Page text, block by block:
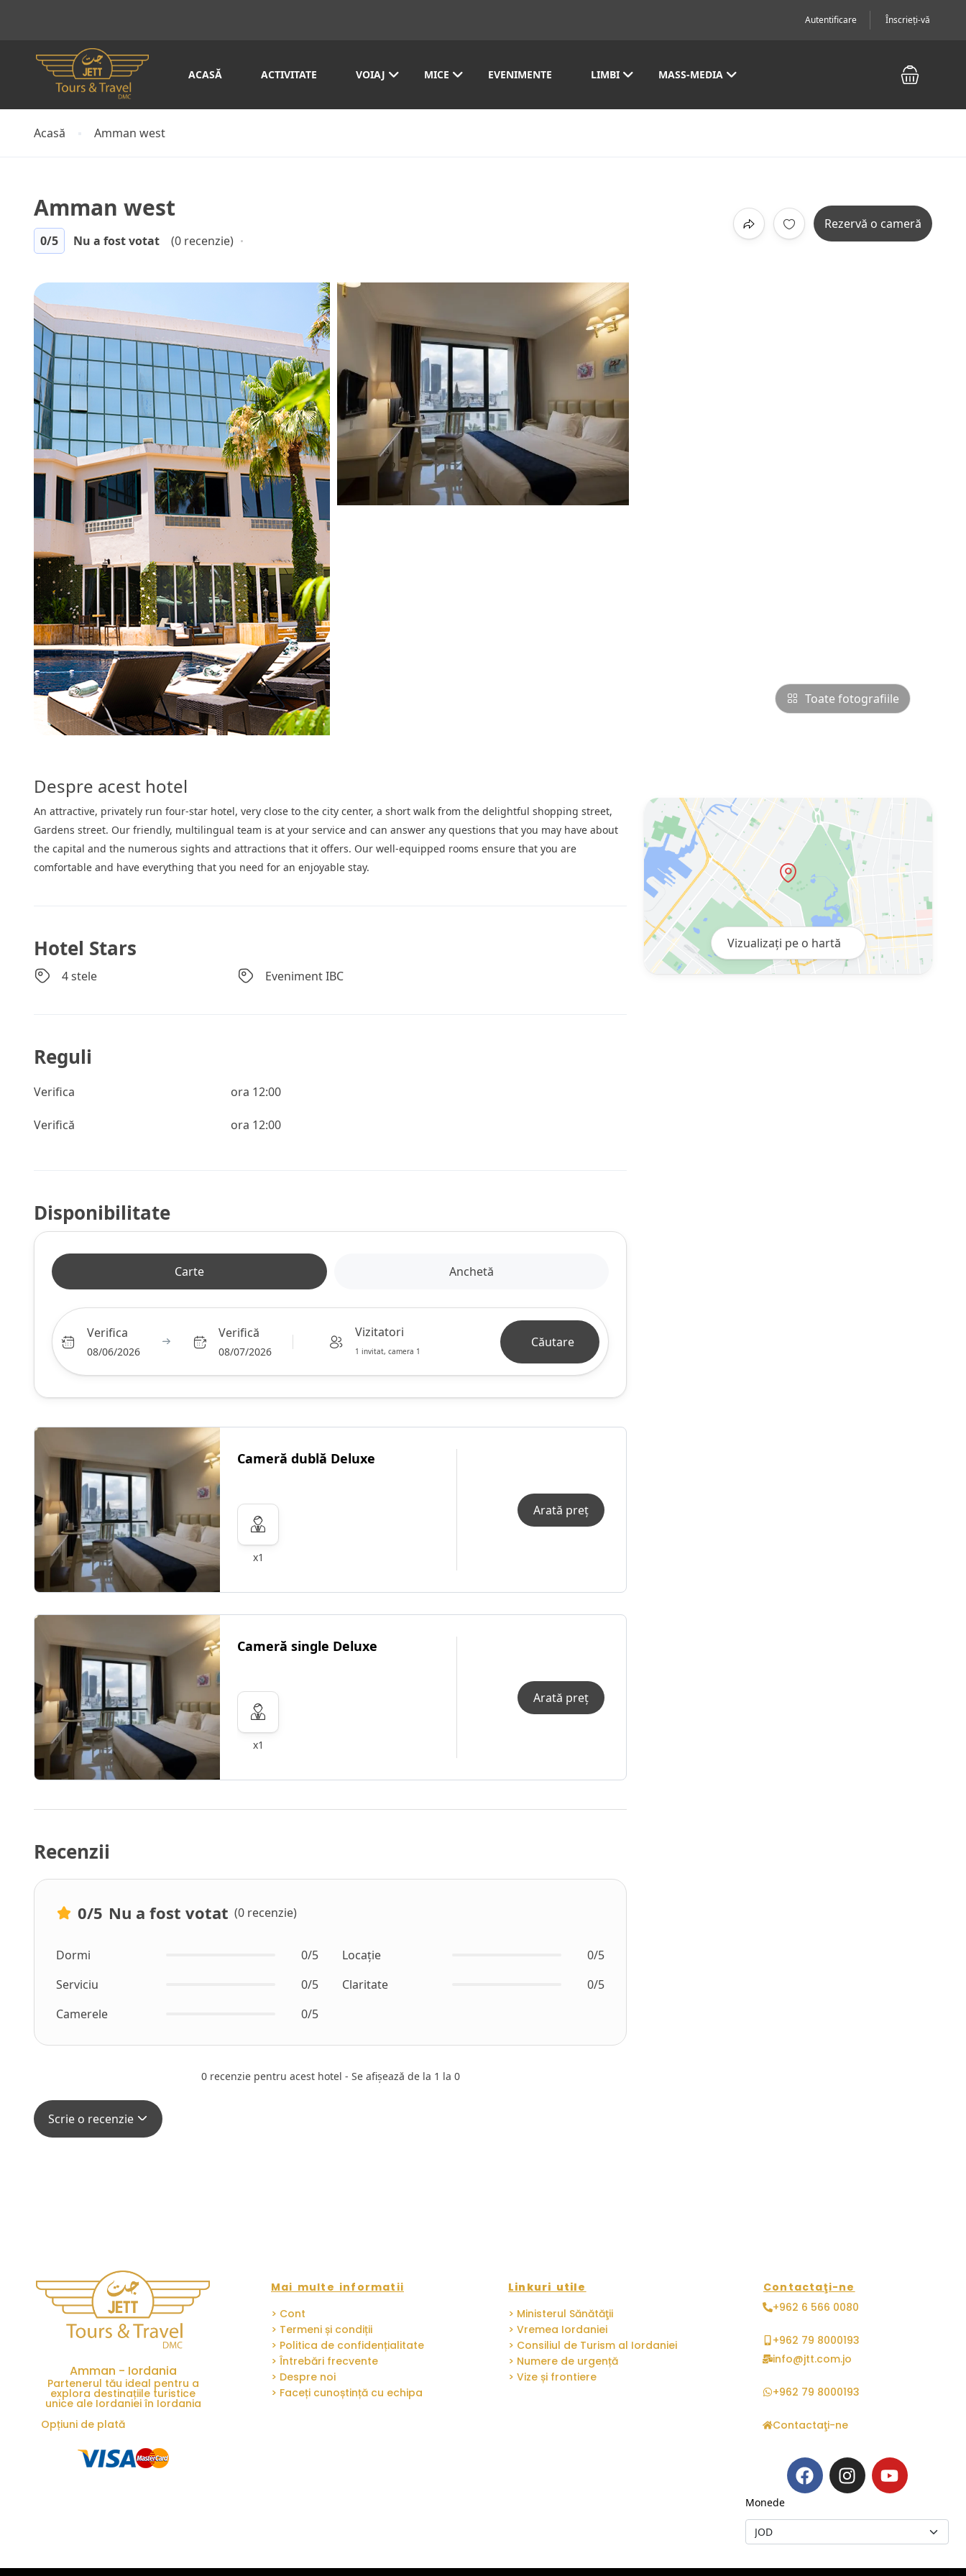
Autentificare Înscrieți-vă
ACASĂ ACTIVITATE VOIAJ MICE EVENIMENTE LIMBI MASS-MEDIA
Acasă Amman west
Amman west
0/5 Nu a fost votat (0 recenzie)
Rezervă o cameră
Toate fotografiile
Despre acest hotel
An attractive, privately run four-star hotel, very close to the city center, a short walk from the delightful shopping street,
Gardens street. Our friendly, multilingual team is at your service and can answer any questions that you may have about
the capital and the numerous sights and attractions that it offers. Our well-equipped rooms ensure that you are
comfortable and have everything that you need for an enjoyable stay.
Hotel Stars
4 stele Eveniment IBC
Reguli
Verifica ora 12:00
Verifică ora 12:00
Disponibilitate
Carte Anchetă
Verifica
08/06/2026
Verifică
08/07/2026
Vizitatori
1 invitat, camera 1
Căutare
Cameră dublă Deluxe
x1
Arată preț
Cameră single Deluxe
x1
Arată preț
Recenzii
0/5 Nu a fost votat (0 recenzie)
Dormi 0/5 Locație
0/5
Serviciu
0/5 Claritate
0/5
Camerele
0/5
0 recenzie pentru acest hotel - Se afișează de la 1 la 0
Scrie o recenzie
Vizualizați pe o hartă
Amman - Iordania
Partenerul tău ideal pentru a
explora destinațiile turistice
unice ale Iordaniei în Iordania
Opțiuni de plată
Mai multe informatii
> Cont
> Termeni și condiții
> Politica de confidențialitate
> Întrebări frecvente
> Despre noi
> Faceți cunoștință cu echipa
Linkuri utile
> Ministerul Sănătăţii
> Vremea Iordaniei
> Consiliul de Turism al Iordaniei
> Numere de urgență
> Vize și frontiere
Contactaţi-ne
+962 6 566 0080
+962 79 8000193
info@jtt.com.jo
+962 79 8000193
Contactaţi-ne
Monede